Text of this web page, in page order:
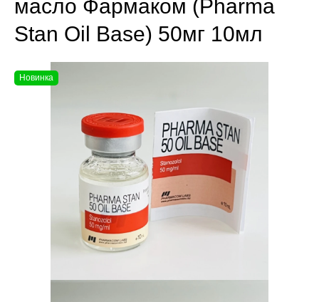
масло Фармаком (Pharma
Stan Oil Base) 50мг 10мл
Новинка